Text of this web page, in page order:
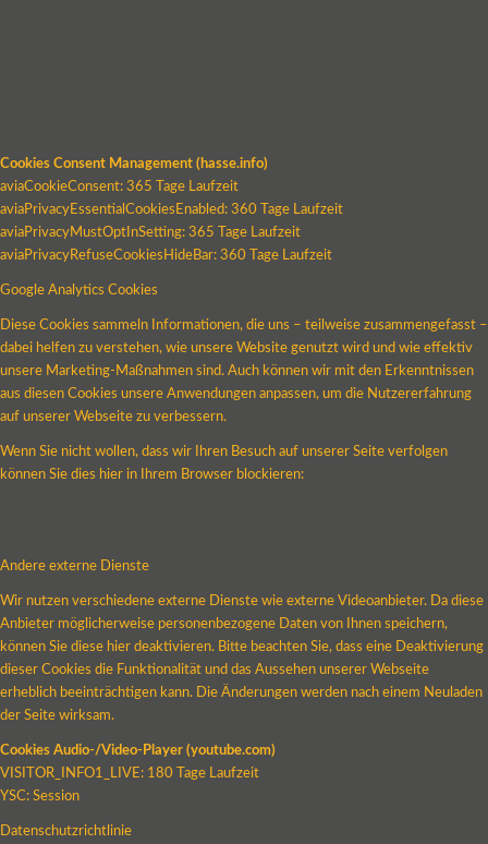
Cookies Consent Management (hasse.info)
aviaCookieConsent: 365 Tage Laufzeit
aviaPrivacyEssentialCookiesEnabled: 360 Tage Laufzeit
aviaPrivacyMustOptInSetting: 365 Tage Laufzeit
aviaPrivacyRefuseCookiesHideBar: 360 Tage Laufzeit
Google Analytics Cookies
Diese Cookies sammeln Informationen, die uns – teilweise zusammengefasst –
dabei helfen zu verstehen, wie unsere Website genutzt wird und wie effektiv
unsere Marketing-Maßnahmen sind. Auch können wir mit den Erkenntnissen
aus diesen Cookies unsere Anwendungen anpassen, um die Nutzererfahrung
auf unserer Webseite zu verbessern.
Wenn Sie nicht wollen, dass wir Ihren Besuch auf unserer Seite verfolgen
können Sie dies hier in Ihrem Browser blockieren:
Andere externe Dienste
Wir nutzen verschiedene externe Dienste wie externe Videoanbieter. Da diese
Anbieter möglicherweise personenbezogene Daten von Ihnen speichern,
können Sie diese hier deaktivieren. Bitte beachten Sie, dass eine Deaktivierung
dieser Cookies die Funktionalität und das Aussehen unserer Webseite
erheblich beeinträchtigen kann. Die Änderungen werden nach einem Neuladen
der Seite wirksam.
Cookies Audio-/Video-Player (youtube.com)
VISITOR_INFO1_LIVE: 180 Tage Laufzeit
YSC: Session
Datenschutzrichtlinie